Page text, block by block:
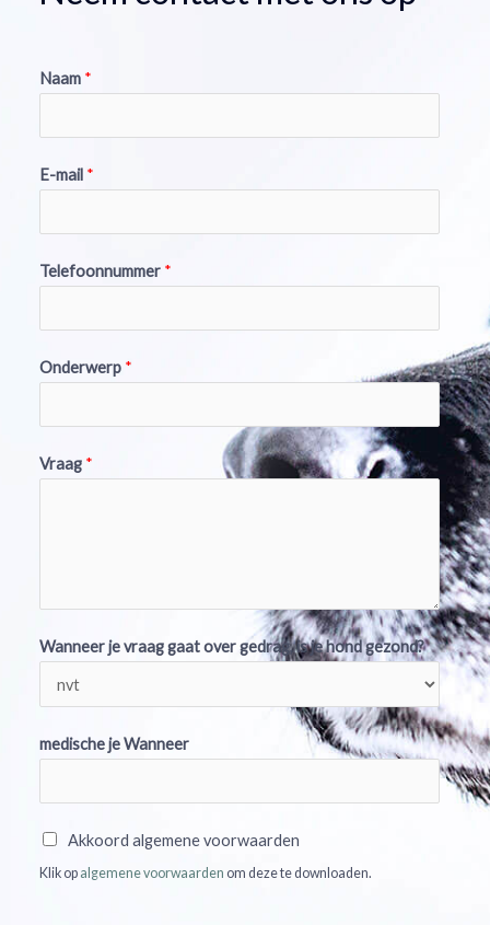
Naam *
E-mail *
Telefoonnummer *
Onderwerp *
Vraag *
Wanneer je vraag gaat over gedrag, is je hond gezond?
medische je Wanneer
A
k
Akkoord algemene voorwaarden
Klik op algemene voorwaarden om deze te downloaden.